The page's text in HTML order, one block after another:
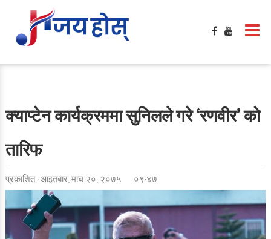
क्याप्टेन कार्यक्रममा सुनिलले गरे ‘रणवीर’ को
तारिफ
प्रकाशित : आइतबार, माघ २०, २०७५ ०९:४७